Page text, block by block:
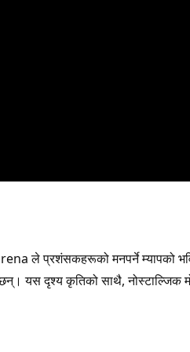
ले प्रशंसकहरूको मनपर्ने म्यापको
यस दृश्य कृतिको साथै, नोस्टाल्जिक